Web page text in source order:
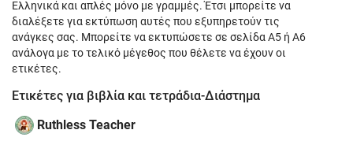
Ελληνικά και απλές μόνο με γραμμές. Έτσι μπορείτε να
διαλέξετε για εκτύπωση αυτές που εξυπηρετούν τις
ανάγκες σας. Μπορείτε να εκτυπώσετε σε σελίδα Α5 ή Α6
ανάλογα με το τελικό μέγεθος που θέλετε να έχουν οι
ετικέτες.
Ετικέτες για βιβλία και τετράδια-Διάστημα
Ruthless Teacher